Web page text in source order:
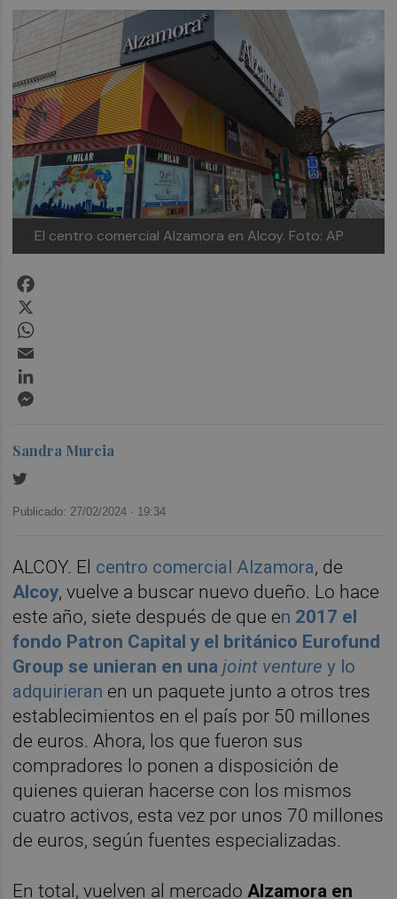
El centro comercial Alzamora en Alcoy. Foto: AP
Sandra Murcia
Publicado: 27/02/2024 · 19:34
ALCOY. El centro comercial Alzamora, de
Alcoy, vuelve a buscar nuevo dueño. Lo hace
este año, siete después de que en 2017 el
fondo Patron Capital y el británico Eurofund
Group se unieran en una joint venture y lo
adquirieran en un paquete junto a otros tres
establecimientos en el país por 50 millones
de euros. Ahora, los que fueron sus
compradores lo ponen a disposición de
quienes quieran hacerse con los mismos
cuatro activos, esta vez por unos 70 millones
de euros, según fuentes especializadas.
En total, vuelven al mercado Alzamora en